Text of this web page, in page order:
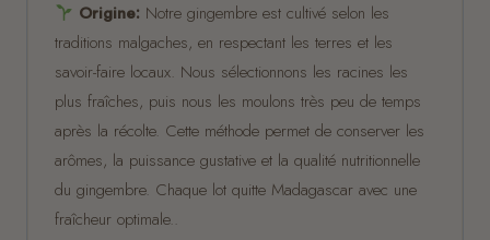
Origine: Notre gingembre est cultivé selon les
traditions malgaches, en respectant les terres et les
savoir-faire locaux. Nous sélectionnons les racines les
plus fraîches, puis nous les moulons très peu de temps
après la récolte. Cette méthode permet de conserver les
arômes, la puissance gustative et la qualité nutritionnelle
du gingembre. Chaque lot quitte Madagascar avec une
fraîcheur optimale..